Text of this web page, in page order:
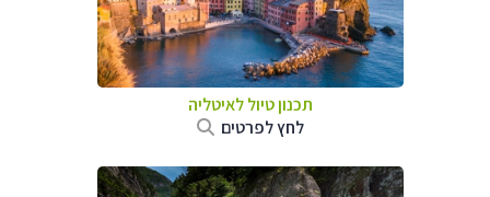
תכנון טיול לאיטליה
לחץ לפרטים